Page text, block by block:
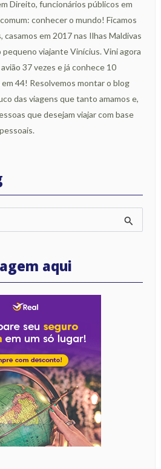
Direito, funcionários públicos em
conhecer o mundo! Ficamos
casamos em 2017 nas Ilhas Maldivas
viajante Vinícius. Vini agora
37 vezes e já conhece 10
44! Resolvemos montar o blog
das viagens que tanto amamos e,
que desejam viajar com base
aqui